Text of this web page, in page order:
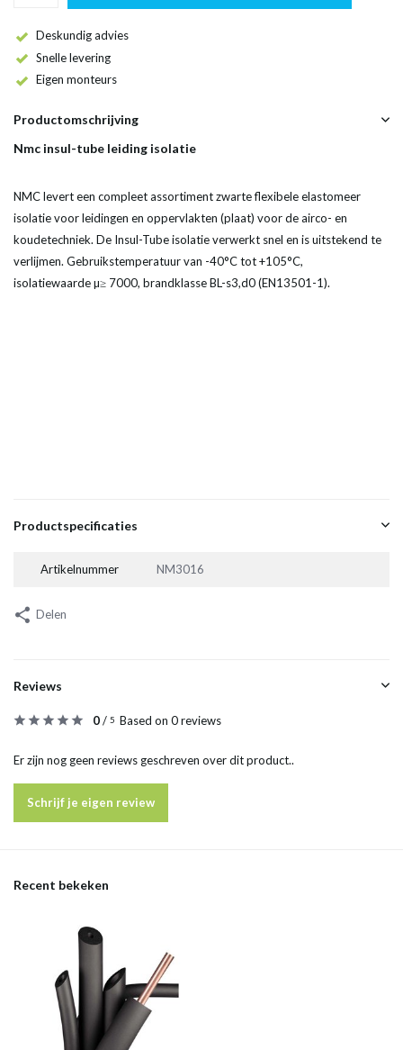
Deskundig advies
Snelle levering
Eigen monteurs
Productomschrijving
Nmc insul-tube leiding isolatie
NMC levert een compleet assortiment zwarte flexibele elastomeer
isolatie voor leidingen en oppervlakten (plaat) voor de airco- en
koudetechniek. De Insul-Tube isolatie verwerkt snel en is uitstekend te
verlijmen. Gebruikstemperatuur van -40°C tot +105°C,
isolatiewaarde µ≥ 7000, brandklasse BL-s3,d0 (EN13501-1).
Productspecificaties
Artikelnummer NM3016
Delen
Reviews
0/ 5 Based on 0 reviews
Er zijn nog geen reviews geschreven over dit product..
Schrijf je eigen review
Recent bekeken